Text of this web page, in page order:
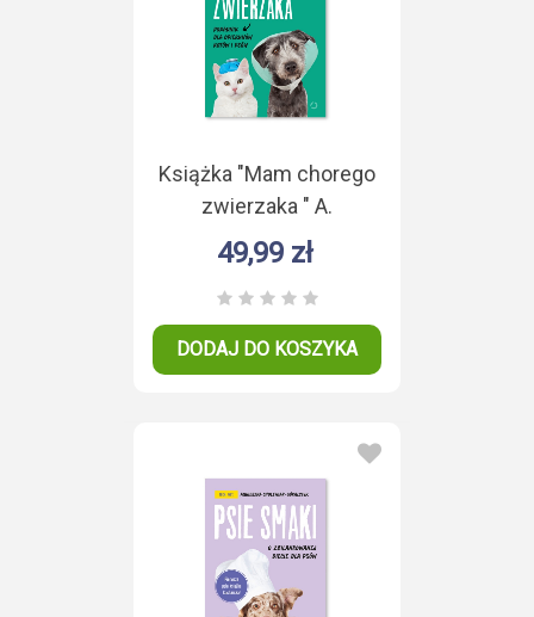
Książka "Mam chorego
zwierzaka " A.
Cholewiak - Góralczyk
49,99 zł
DODAJ DO KOSZYKA